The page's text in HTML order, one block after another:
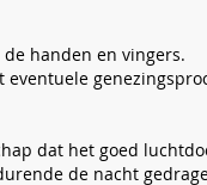
handen en vingers.
dat het goed
de nacht